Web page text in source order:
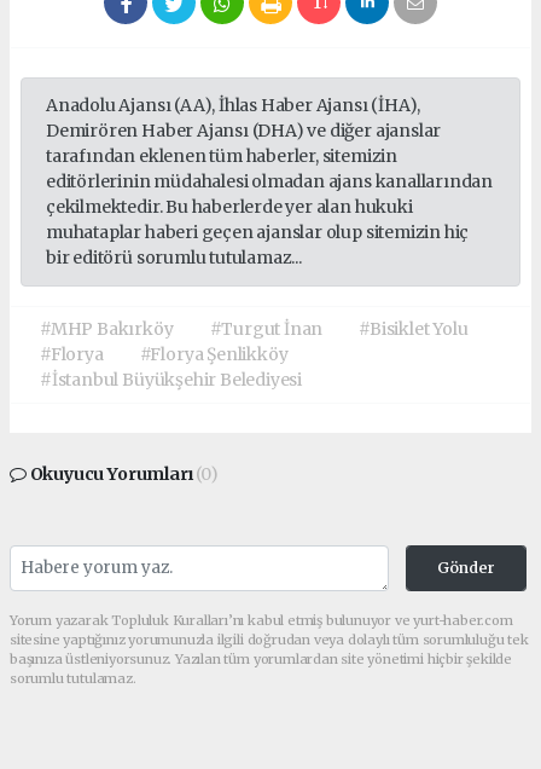
Anadolu Ajansı (AA), İhlas Haber Ajansı (İHA),
Demirören Haber Ajansı (DHA) ve diğer ajanslar
tarafından eklenen tüm haberler, sitemizin
editörlerinin müdahalesi olmadan ajans kanallarından
çekilmektedir. Bu haberlerde yer alan hukuki
muhataplar haberi geçen ajanslar olup sitemizin hiç
bir editörü sorumlu tutulamaz...
#MHP Bakırköy #Turgut İnan
#Bisiklet Yolu
#Florya
#Florya Şenlikköy
#İstanbul Büyükşehir Belediyesi
Okuyucu Yorumları(0)
Gönder
Yorum yazarak Topluluk Kuralları’nı kabul etmiş bulunuyor ve yurt-haber.com
sitesine yaptığınız yorumunuzla ilgili doğrudan veya dolaylı tüm sorumluluğu tek
başınıza üstleniyorsunuz. Yazılan tüm yorumlardan site yönetimi hiçbir şekilde
sorumlu tutulamaz.